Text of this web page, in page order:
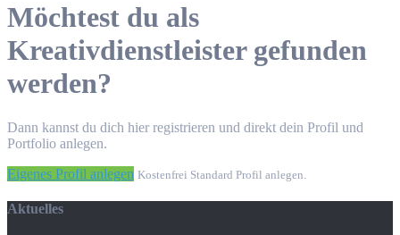
Möchtest du als
Kreativdienstleister gefunden
werden?
Dann kannst du dich hier registrieren und direkt dein Profil und
Portfolio anlegen.
Eigenes Profil anlegen Kostenfrei Standard Profil anlegen.
Aktuelles